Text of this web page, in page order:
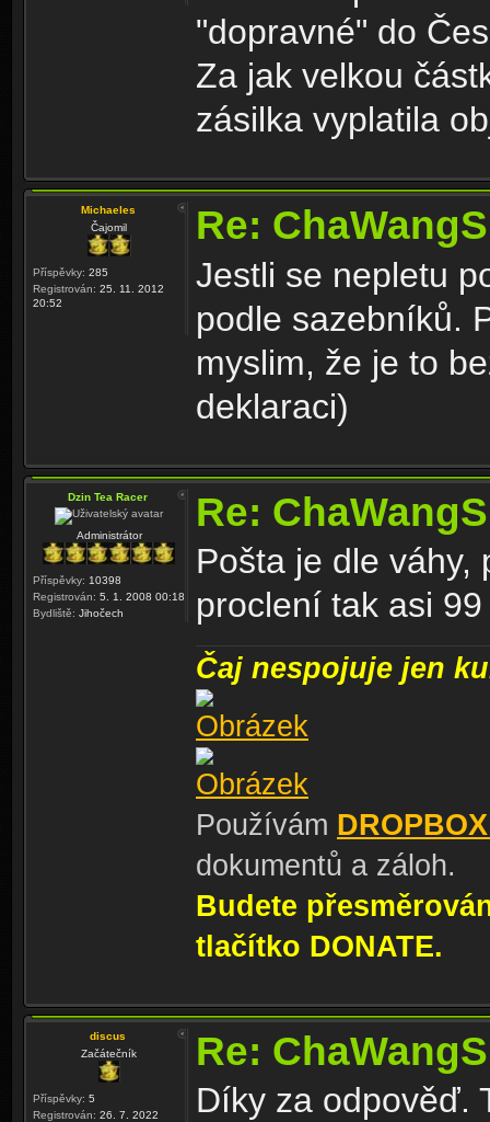
"dopravné" do
Za jak velkou
zásilka vyplatila
Michaeles
Čajomil
Příspěvky: 285
Registrován: 25. 11. 2012
20:52
Re:
Jestli se nepletu
podle sazebníků.
myslim, že je to
deklaraci)
Dzin Tea Racer
Administrátor
Příspěvky: 10398
Registrován: 5. 1. 2008 00:18
Bydliště: Jihočech
Re:
Pošta je dle váhy,
proclení tak asi
Čaj nespojuje jen
Používám
dokumentů a záloh.
Budete
tlačítko DONATE.
discus
Začátečník
Příspěvky: 5
Registrován: 26. 7. 2022
Re:
Díky za odpověď.